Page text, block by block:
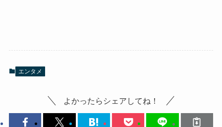
エンタメ
よかったらシェアしてね！